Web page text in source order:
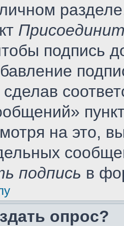
подпись
на это,
подпись в
опрос?